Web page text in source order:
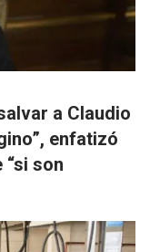
a Claudio
enfatizó
son